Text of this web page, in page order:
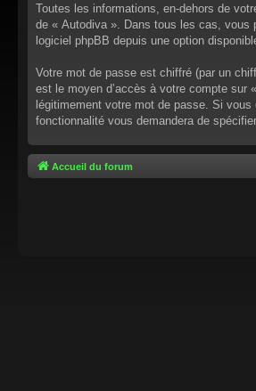
Toutes les informations, en-dehors de
de « Autodiva ». Dans tous les cas, vous
logiciel phpBB depuis une option
Votre mot de passe est chiffré (par un
est le moyen d’accès à votre compte sur
légitimement votre mot de passe. Si
fonctionnalité vous demandera de
Accueil du forum